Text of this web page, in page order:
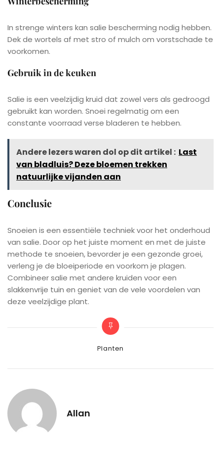
In strenge winters kan salie bescherming nodig hebben.
Dek de wortels af met stro of mulch om vorstschade te
voorkomen.
Gebruik in de keuken
Salie is een veelzijdig kruid dat zowel vers als gedroogd
gebruikt kan worden. Snoei regelmatig om een
constante voorraad verse bladeren te hebben.
Andere lezers waren dol op dit artikel : Last
van bladluis? Deze bloemen trekken
natuurlijke vijanden aan
Conclusie
Snoeien is een essentiële techniek voor het onderhoud
van salie. Door op het juiste moment en met de juiste
methode te snoeien, bevorder je een gezonde groei,
verleng je de bloeiperiode en voorkom je plagen.
Combineer salie met andere kruiden voor een
slakkenvrije tuin en geniet van de vele voordelen van
deze veelzijdige plant.
Categories
Planten
Allan